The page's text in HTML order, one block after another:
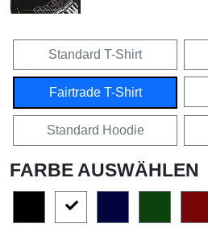
Standard T-Shirt
Fairtrade T-Shirt
Standard Hoodie
FARBE AUSWÄHLEN